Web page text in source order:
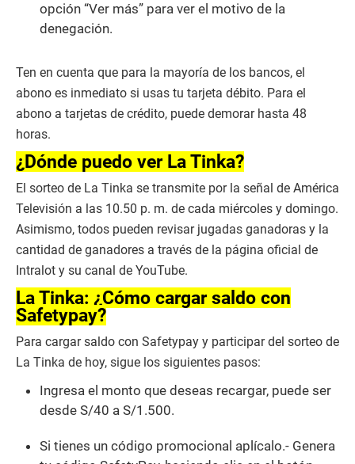
opción “Ver más” para ver el motivo de la
denegación.
Ten en cuenta que para la mayoría de los bancos, el
abono es inmediato si usas tu tarjeta débito. Para el
abono a tarjetas de crédito, puede demorar hasta 48
horas.
¿Dónde puedo ver La Tinka?
El sorteo de La Tinka se transmite por la señal de América
Televisión a las 10.50 p. m. de cada miércoles y domingo.
Asimismo, todos pueden revisar jugadas ganadoras y la
cantidad de ganadores a través de la página oficial de
Intralot y su canal de YouTube.
La Tinka: ¿Cómo cargar saldo con
Safetypay?
Para cargar saldo con Safetypay y participar del sorteo de
La Tinka de hoy, sigue los siguientes pasos:
Ingresa el monto que deseas recargar, puede ser
desde S/40 a S/1.500.
Si tienes un código promocional aplícalo.- Genera